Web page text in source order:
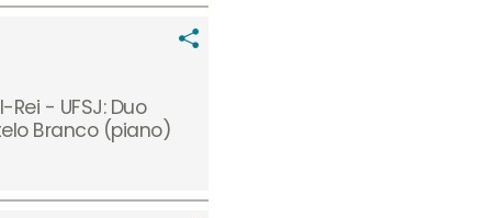
- UFSJ: Duo
Branco (piano)